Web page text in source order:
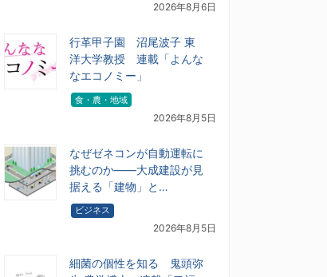
2026年8月6日
行革甲子園 沼尾波子 東
洋大学教授 連載「よんな
なエコノミー」
食・農・地域
2026年8月5日
なぜゼネコンが自動運転に
挑むのか――大成建設が見
据える「建物」と…
ビジネス
2026年8月5日
細菌の個性を知る 鬼頭弥